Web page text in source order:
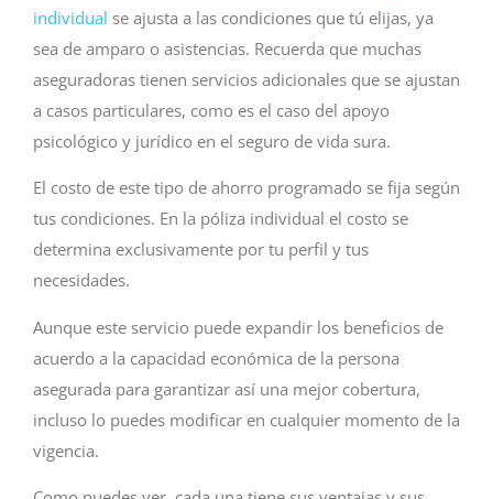
individual se ajusta a las condiciones que tú elijas, ya
sea de amparo o asistencias. Recuerda que muchas
aseguradoras tienen servicios adicionales que se ajustan
a casos particulares, como es el caso del apoyo
psicológico y jurídico en el seguro de vida sura.
El costo de este tipo de ahorro programado se fija según
tus condiciones. En la póliza individual el costo se
determina exclusivamente por tu perfil y tus
necesidades.
Aunque este servicio puede expandir los beneficios de
acuerdo a la capacidad económica de la persona
asegurada para garantizar así una mejor cobertura,
incluso lo puedes modificar en cualquier momento de la
vigencia.